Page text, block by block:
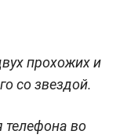
прохожих и
со звездой.
во